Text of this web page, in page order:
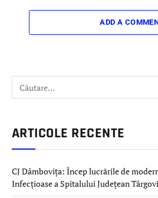
ADD A
ARTICOLE RECENTE
CJ Dâmbovița: Încep lucrările de
Infecțioase a Spitalului Județean